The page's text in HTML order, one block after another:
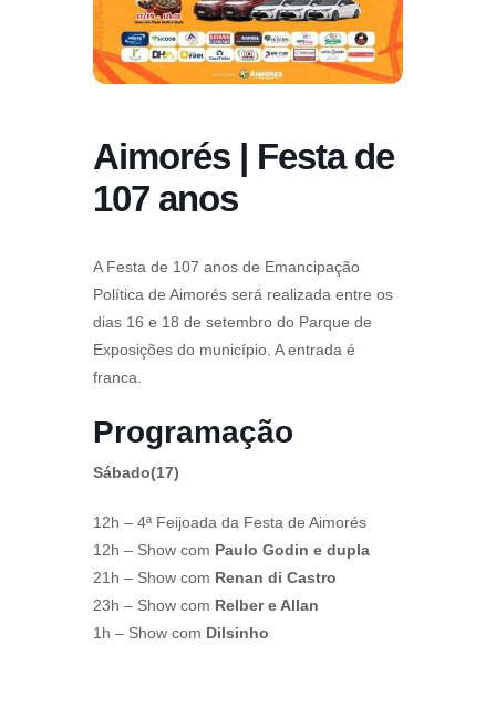
Aimorés | Festa de
107 anos
A Festa de 107 anos de Emancipação
Política de Aimorés será realizada entre os
dias 16 e 18 de setembro do Parque de
Exposições do município. A entrada é
franca.
Programação
Sábado(17)
12h – 4ª Feijoada da Festa de Aimorés
12h – Show com Paulo Godin e dupla
21h – Show com Renan di Castro
23h – Show com Relber e Allan
1h – Show com Dilsinho